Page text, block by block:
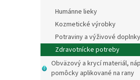
Humánne lieky
Kozmetické výrobky
Potraviny a výživové doplnky
Zdravotnícke potreby
Obväzový a krycí materiál,
pomôcky aplikované na rany